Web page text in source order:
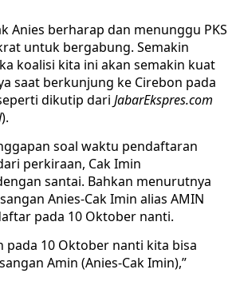
Anies berharap dan menunggu PKS
untuk bergabung. Semakin
koalisi kita ini akan semakin kuat
saat berkunjung ke Cirebon pada
dikutip dari JabarEkspres.com
).
soal waktu pendaftaran
perkiraan, Cak Imin
santai. Bahkan menurutnya
Anies-Cak Imin alias AMIN
pada 10 Oktober nanti.
pada 10 Oktober nanti kita bisa
Amin (Anies-Cak Imin),”